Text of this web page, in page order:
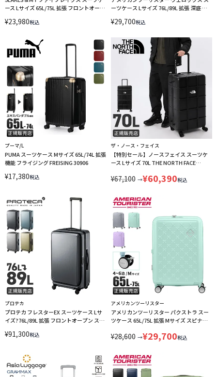
ース Lサイズ 65L/75L 拡張 フロントオープ
¥23,980税込
ーツケース Lサイズ 76L/89L 拡張 深底 ブ
AmericanTourister UN8-003
¥29,700税込
プーマ/L
PUMA スーツケース Mサイズ 65L/74L 拡張
機能 フライジング FREISING 30906
¥17,380税込
ザ・ノース・フェイス
【特別セール】ノースフェイス スーツケ
ース Lサイズ 70L THE NORTH FACE
¥67,100 →¥60,390税込
プロテカ
プロテカ フレスターEX スーツケース Lサ
イズ?76L/89L 拡張 フロントオープン スト
¥91,300税込
アメリカンツーリスター
アメリカンツーリスター パクストラ スー
ツケース 65L/75L 拡張 Mサイズ スピナー
AmericanTourister PAXTRA LINECPN
¥28,600 →¥29,700税込